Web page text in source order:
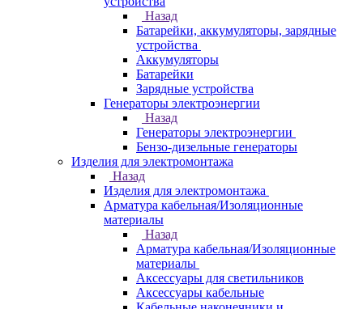
Назад
Батарейки, аккумуляторы, зарядные
устройства
Аккумуляторы
Батарейки
Зарядные устройства
Генераторы электроэнергии
Назад
Генераторы электроэнергии
Бензо-дизельные генераторы
Изделия для электромонтажа
Назад
Изделия для электромонтажа
Арматура кабельная/Изоляционные
материалы
Назад
Арматура кабельная/Изоляционные
материалы
Аксессуары для светильников
Аксессуары кабельные